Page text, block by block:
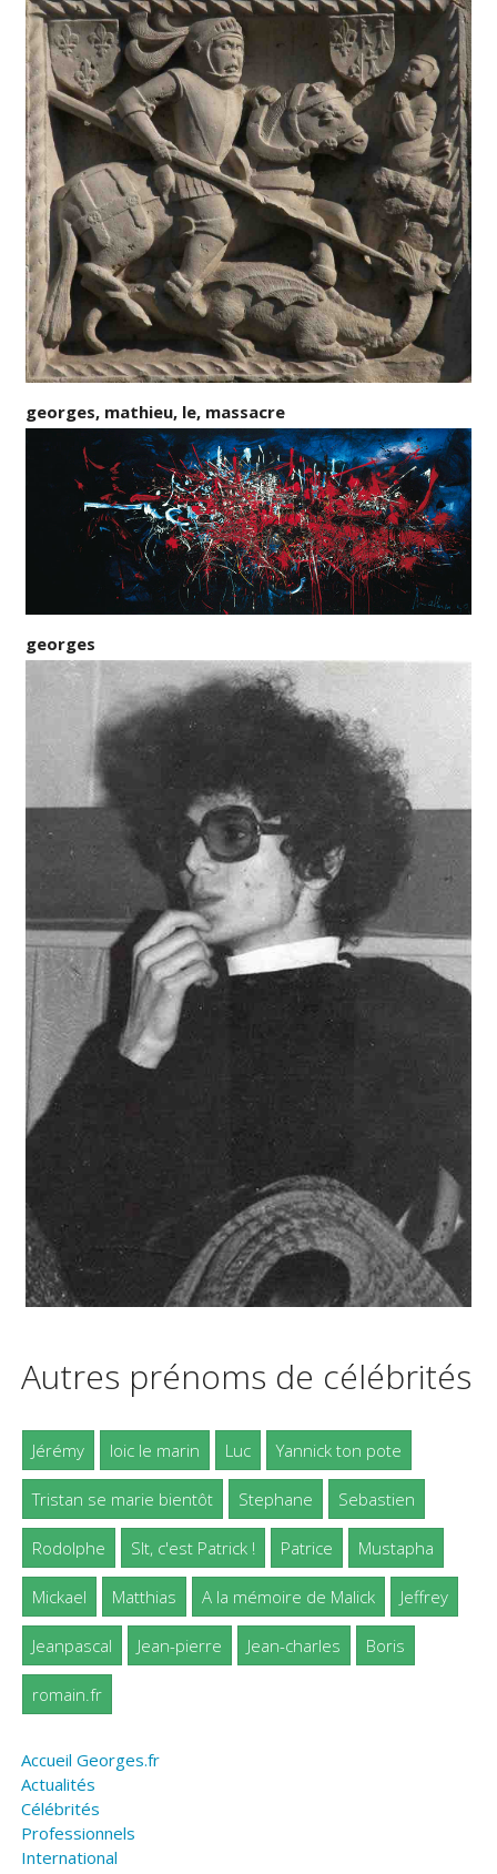
georges, mathieu, le, massacre
georges
Autres prénoms de célébrités
Jérémy loic le marin Luc Yannick ton pote
Tristan se marie bientôt Stephane Sebastien
Rodolphe Slt, c'est Patrick ! Patrice Mustapha
Mickael Matthias A la mémoire de Malick Jeffrey
Jeanpascal Jean-pierre Jean-charles Boris
romain.fr
Accueil Georges.fr
Actualités
Célébrités
Professionnels
International